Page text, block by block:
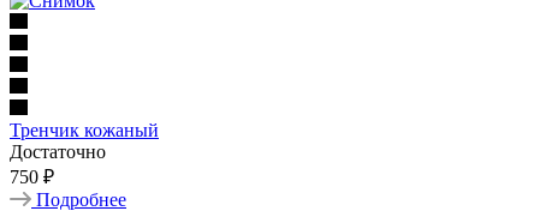
Тренчик кожаный
Достаточно
750 ₽
Подробнее